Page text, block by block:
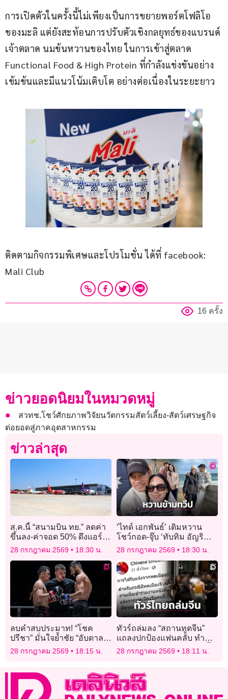
การเปิดตัวในครั้งนี้ไม่เพียงเป็นการขยายพอร์ตโฟลิโอ
ของมะลิ แต่ยังสะท้อนการปรับตัวเชิงกลยุทธ์ของแบรนด์
เจ้าตลาด นมข้นหวานของไทย ในการเข้าสู่ตลาด
Functional Food & High Protein ที่กำลังแข่งขันอย่าง
เข้มข้นและมีแนวโน้มเติบโต อย่างต่อเนื่องในระยะยาว
ติดตามกิจกรรมพิเศษและโปรโมชั่น ได้ที่ facebook:
Mali Club
16 ครั้ง
ข่าวยอดนิยมในหมวดหมู่
สวทช.โชว์ศักยภาพวิจัยนวัตกรรมสัตว์เลี้ยง-สัตว์เศรษฐกิจ
ต่อยอดสู่ภาคอุตสาหกรรม
ข่าวล่าสุด
ส.ค.นี้ “สนามบิน ทย.” ลดค่า
ขึ้นลง-ค่าจอด 50% ดึงแอร์
ไลน์เปิดเส้นบินใหม่ระหว่าง
ประเทศ
28 กรกฎาคม 2569 18:30 น.
‘ไทด์ เอกพันธ์’ เติมหวาน
โชว์กอด-จุ๊บ ‘ทับทิม อัญริ
นทร์’ สุดละมุนกลาง
ออสเตรเลีย
28 กรกฎาคม 2569 18:30 น.
ลบคำสบประมาท! “โชค
ปรีชา” มั่นใจย้ำชัย “อับดาล
ลาห์” พิสูจน์ไม่ใช่แค่ทางผ่าน
28 กรกฎาคม 2569 18:15 น.
ทัวร์ถล่มลง “สถานทูตจีน”
แถลงปกป้องแฟนคลับ ทำคน
ไทยเดือด ถามหามารยาทย้ำ
นี่คืองานซีรีส์เกย์!
28 กรกฎาคม 2569 18:11 น.